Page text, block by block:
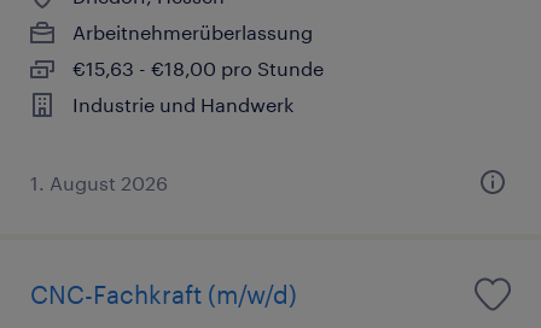
Arbeitnehmerüberlassung
€15,63 - €18,00 pro Stunde
Industrie und Handwerk
1. August 2026
CNC-Fachkraft (m/w/d)